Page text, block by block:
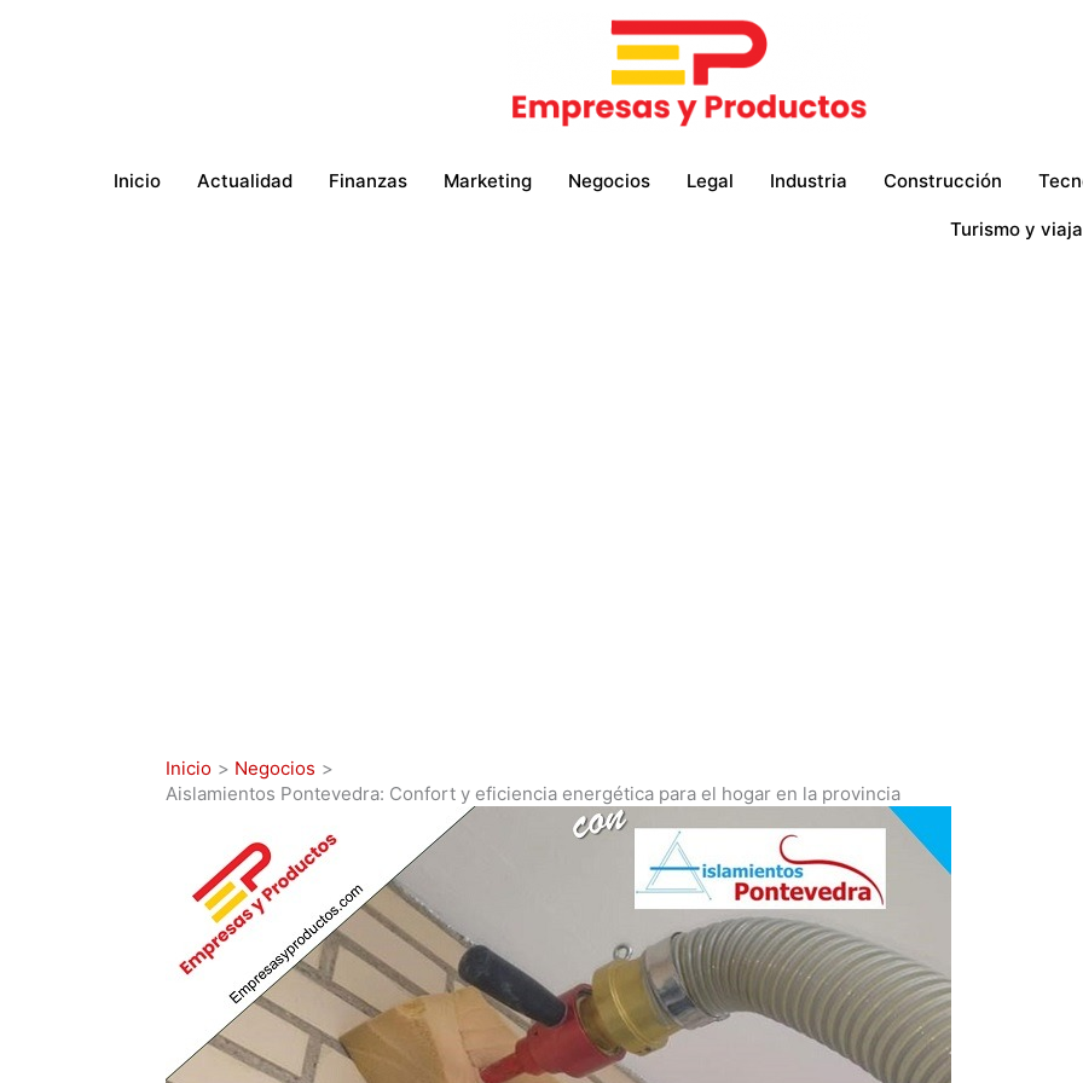
Inicio Actualidad Finanzas Marketing Negocios Legal Industria Construcción
Turismo y
Inicio
Negocios
Aislamientos Pontevedra: Confort y eficiencia energética para el hogar en la provincia